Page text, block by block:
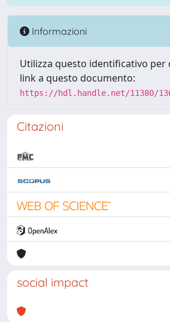
Informazioni
Utilizza questo identificativo per
link a questo documento:
https://hdl.handle.net/11380/
Citazioni
social impact